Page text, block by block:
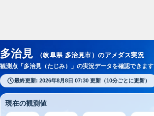
多治見 （岐阜県 多治見市）のアメダス実況
観測点「多治見（たじみ）」の実況データを確認できます
最終更新: 2026年8月8日 07:30 更新（10分ごとに更新）
現在の観測値